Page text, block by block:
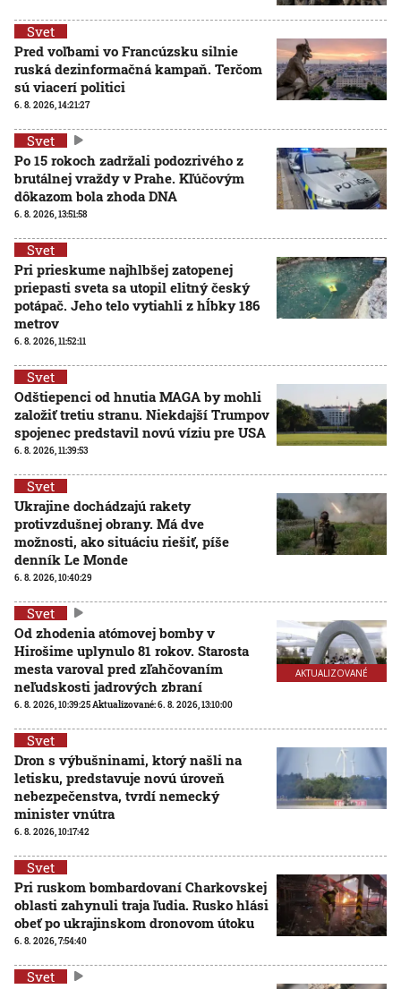
Svet
Pred voľbami vo Francúzsku silnie
ruská dezinformačná kampaň. Terčom
sú viacerí politici
6. 8. 2026, 14:21:27
Svet
Po 15 rokoch zadržali podozrivého z
brutálnej vraždy v Prahe. Kľúčovým
dôkazom bola zhoda DNA
6. 8. 2026, 13:51:58
Svet
Pri prieskume najhlbšej zatopenej
priepasti sveta sa utopil elitný český
potápač. Jeho telo vytiahli z hĺbky 186
metrov
6. 8. 2026, 11:52:11
Svet
Odštiepenci od hnutia MAGA by mohli
založiť tretiu stranu. Niekdajší Trumpov
spojenec predstavil novú víziu pre USA
6. 8. 2026, 11:39:53
Svet
Ukrajine dochádzajú rakety
protivzdušnej obrany. Má dve
možnosti, ako situáciu riešiť, píše
denník Le Monde
6. 8. 2026, 10:40:29
AKTUALIZOVANÉ
Svet
Od zhodenia atómovej bomby v
Hirošime uplynulo 81 rokov. Starosta
mesta varoval pred zľahčovaním
neľudskosti jadrových zbraní
6. 8. 2026, 10:39:25 Aktualizované:6. 8. 2026, 13:10:00
Svet
Dron s výbušninami, ktorý našli na
letisku, predstavuje novú úroveň
nebezpečenstva, tvrdí nemecký
minister vnútra
6. 8. 2026, 10:17:42
Svet
Pri ruskom bombardovaní Charkovskej
oblasti zahynuli traja ľudia. Rusko hlási
obeť po ukrajinskom dronovom útoku
6. 8. 2026, 7:54:40
Svet